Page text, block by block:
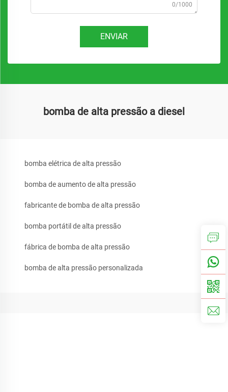
0/1000
ENVIAR
bomba de alta pressão a diesel
bomba elétrica de alta pressão
bomba de aumento de alta pressão
fabricante de bomba de alta pressão
bomba portátil de alta pressão
fábrica de bomba de alta pressão
bomba de alta pressão personalizada